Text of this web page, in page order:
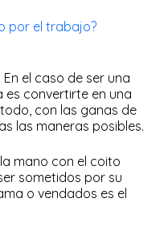
por el trabajo?
En el caso de ser una
convertirte en una
con las ganas de
las maneras posibles.
mano con el coito
sometidos por su
o vendados es el